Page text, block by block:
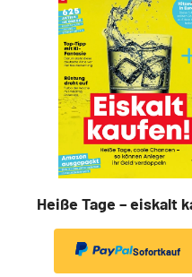
Heiße Tage – eiskalt
Sofortkauf